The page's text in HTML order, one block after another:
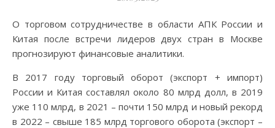
О торговом сотрудничестве в области АПК России и
Китая после встречи лидеров двух стран в Москве
прогнозируют финансовые аналитики.
В 2017 году торговый оборот (экспорт + импорт)
России и Китая составлял около 80 млрд долл, в 2019
уже 110 млрд, в 2021 – почти 150 млрд и новый рекорд
в 2022 – свыше 185 млрд торгового оборота (экспорт –